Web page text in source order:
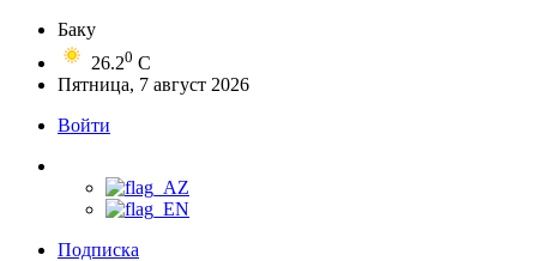
Баку
26.20 C
Пятница, 7 август 2026
Войти
Подписка